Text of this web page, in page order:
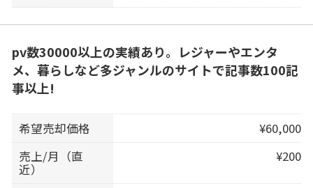
pv数30000以上の実績あり。レジャーやエンタ
メ、暮らしなど多ジャンルのサイトで記事数100記
事以上!
希望売却価格
¥60,000
売上/月（直
近）
¥200